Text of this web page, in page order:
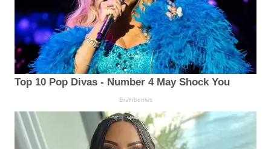
Top 10 Pop Divas - Number 4 May Shock You
Brainberries